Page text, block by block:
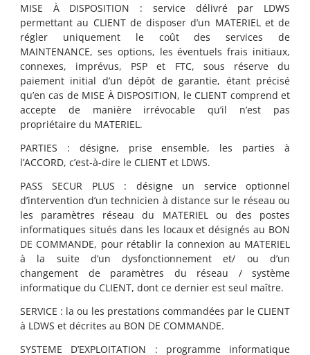
MISE À DISPOSITION : service délivré par LDWS
permettant au CLIENT de disposer d’un MATERIEL et de
régler uniquement le coût des services de
MAINTENANCE, ses options, les éventuels frais initiaux,
connexes, imprévus, PSP et FTC, sous réserve du
paiement initial d’un dépôt de garantie, étant précisé
qu’en cas de MISE À DISPOSITION, le CLIENT comprend et
accepte de manière irrévocable qu’il n’est pas
propriétaire du MATERIEL.
PARTIES : désigne, prise ensemble, les parties à
l’ACCORD, c’est-à-dire le CLIENT et LDWS.
PASS SECUR PLUS : désigne un service optionnel
d’intervention d’un technicien à distance sur le réseau ou
les paramètres réseau du MATERIEL ou des postes
informatiques situés dans les locaux et désignés au BON
DE COMMANDE, pour rétablir la connexion au MATERIEL
à la suite d’un dysfonctionnement et/ ou d’un
changement de paramètres du réseau / système
informatique du CLIENT, dont ce dernier est seul maître.
SERVICE : la ou les prestations commandées par le CLIENT
à LDWS et décrites au BON DE COMMANDE.
SYSTEME D’EXPLOITATION : programme informatique